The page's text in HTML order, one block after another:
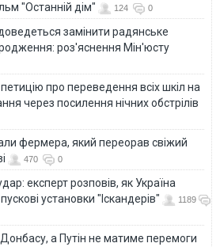
"Останній дім"
124 0
замінити радянське
роз'яснення Мін'юсту
про переведення всіх шкіл на
через посилення нічних обстрілів
фермера, який переорав свіжий
470 0
експерт розповів, як Україна
установки "Іскандерів"
1189
Донбасу, а Путін не матиме перемоги